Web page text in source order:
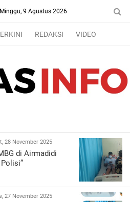
Minggu, 9 Agustus 2026
REDAKSI VIDEO
28 November 2025
di Airmadidi
27 November 2025